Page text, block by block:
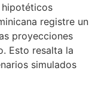
hipotéticos
registre un
proyecciones
Esto resalta la
simulados